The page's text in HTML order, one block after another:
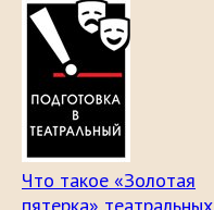
Что такое «Золотая